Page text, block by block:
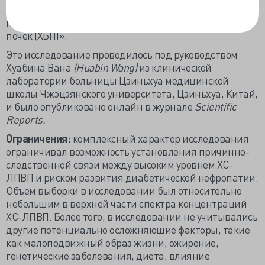
повышенным риском развития хронической болезни
почек (ХБП)».
Это исследование проводилось под руководством
Хуабина Вана (Huabin Wang)из клинической
лаборатории больницы Цзиньхуа медицинской
школы Чжэцзянского университета, Цзиньхуа, Китай,
и было опубликовано онлайн в журнале Scientific
Reports.
Ограничения: комплексный характер исследования
ограничивал возможность установления причинно-
следственной связи между высоким уровнем ХС-
ЛПВП и риском развития диабетической нефропатии.
Объем выборки в исследовании был относительно
небольшим в верхней части спектра концентраций
ХС-ЛПВП. Более того, в исследовании не учитывались
другие потенциально осложняющие факторы, такие
как малоподвижный образ жизни, ожирение,
генетические заболевания, диета, влияние